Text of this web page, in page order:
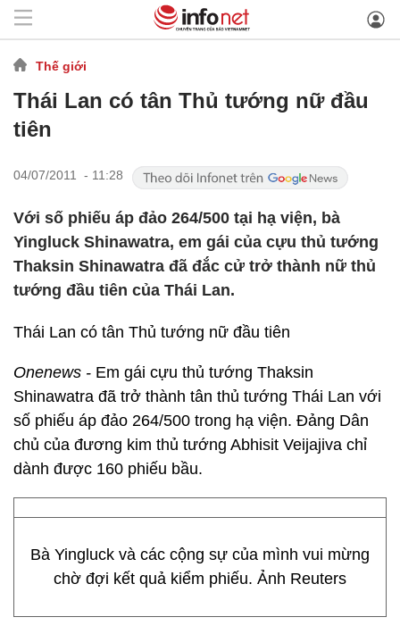
Thế giới
Thái Lan có tân Thủ tướng nữ đầu
tiên
04/07/2011 - 11:28
Với số phiếu áp đảo 264/500 tại hạ viện, bà
Yingluck Shinawatra, em gái của cựu thủ tướng
Thaksin Shinawatra đã đắc cử trở thành nữ thủ
tướng đầu tiên của Thái Lan.
Thái Lan có tân Thủ tướng nữ đầu tiên
Onenews - Em gái cựu thủ tướng Thaksin
Shinawatra đã trở thành tân thủ tướng Thái Lan với
số phiếu áp đảo 264/500 trong hạ viện. Đảng Dân
chủ của đương kim thủ tướng Abhisit Veijajiva chỉ
dành được 160 phiếu bầu.
Bà Yingluck và các cộng sự của mình vui mừng
chờ đợi kết quả kiểm phiếu. Ảnh Reuters